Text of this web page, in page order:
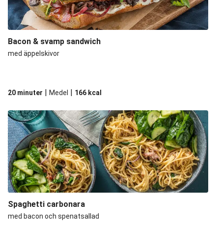
Bacon & svamp sandwich
med äppelskivor
20 minuter | Medel | 166 kcal
Spaghetti carbonara
med bacon och spenatsallad